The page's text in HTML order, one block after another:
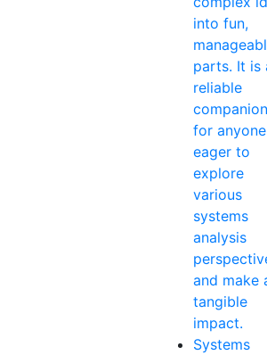
into fun,
parts. It is
reliable
companion
for anyone
eager to
explore
various
systems
analysis
and make
tangible
impact.
Systems